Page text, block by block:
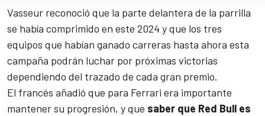
Vasseur reconoció que la parte delantera de la parrilla
se había comprimido en este 2024 y que los tres
equipos que habían ganado carreras hasta ahora esta
campaña podrán luchar por próximas victorias
dependiendo del trazado de cada gran premio.
El francés añadió que para Ferrari era importante
mantener su progresión, y que saber que Red Bull es